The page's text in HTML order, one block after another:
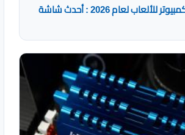
أفضل شاشات الكمبيوتر للألعاب لعام 2026 : أحدث شاشة